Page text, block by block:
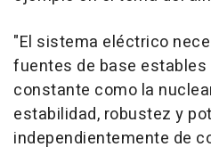
"El sistema eléctrico
fuentes de base
constante como la
estabilidad, robustez y
independientemente de